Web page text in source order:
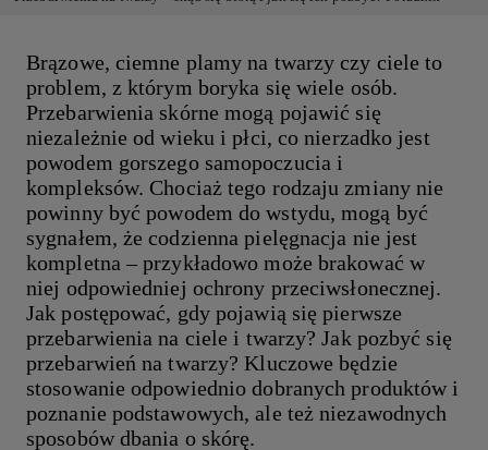
Brązowe, ciemne plamy na twarzy czy ciele to
problem, z którym boryka się wiele osób.
Przebarwienia skórne mogą pojawić się
niezależnie od wieku i płci, co nierzadko jest
powodem gorszego samopoczucia i
kompleksów. Chociaż tego rodzaju zmiany nie
powinny być powodem do wstydu, mogą być
sygnałem, że codzienna pielęgnacja nie jest
kompletna – przykładowo może brakować w
niej odpowiedniej ochrony przeciwsłonecznej.
Jak postępować, gdy pojawią się pierwsze
przebarwienia na ciele i twarzy? Jak pozbyć się
przebarwień na twarzy? Kluczowe będzie
stosowanie odpowiednio dobranych produktów i
poznanie podstawowych, ale też niezawodnych
sposobów dbania o skórę.